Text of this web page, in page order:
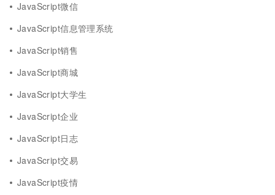
JavaScript微信
JavaScript信息管理系统
JavaScript销售
JavaScript商城
JavaScript大学生
JavaScript企业
JavaScript日志
JavaScript交易
JavaScript疫情